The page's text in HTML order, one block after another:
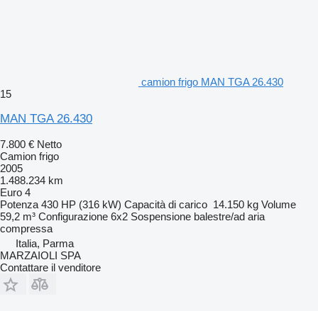
camion frigo MAN TGA 26.430
15
MAN TGA 26.430
7.800 € Netto
Camion frigo
2005
1.488.234 km
Euro 4
Potenza 430 HP (316 kW) Capacità di carico 14.150 kg Volume
59,2 m³ Configurazione 6x2 Sospensione balestre/ad aria
compressa
Italia, Parma
MARZAIOLI SPA
Contattare il venditore